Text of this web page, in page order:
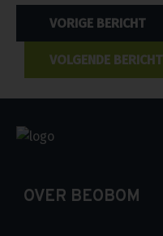
Bericht
navigatie
VORIGE BERICHT
VOLGENDE BERICHT
OVER BEOBOM